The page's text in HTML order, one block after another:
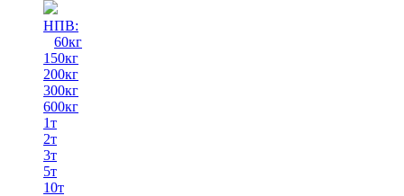
НПВ:
60кг
150кг
200кг
300кг
600кг
1т
2т
3т
5т
10т